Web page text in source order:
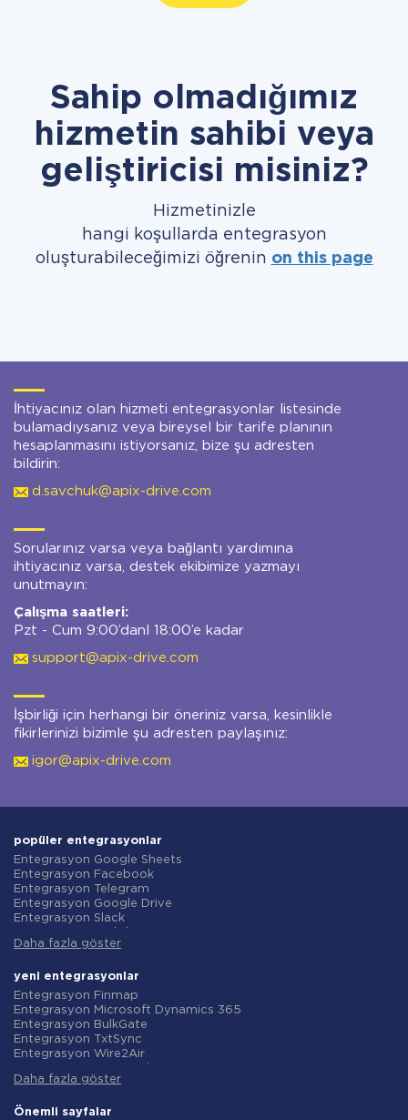
Sahip olmadığımız
hizmetin sahibi veya
geliştiricisi misiniz?
Hizmetinizle
hangi koşullarda entegrasyon
oluşturabileceğimizi öğrenin on this page
İhtiyacınız olan hizmeti entegrasyonlar listesinde
bulamadıysanız veya bireysel bir tarife planının
hesaplanmasını istiyorsanız, bize şu adresten
bildirin:
d.savchuk@apix-drive.com
Sorularınız varsa veya bağlantı yardımına
ihtiyacınız varsa, destek ekibimize yazmayı
unutmayın:
Çalışma saatleri:
Pzt - Cum 9:00’danl 18:00’e kadar
support@apix-drive.com
İşbirliği için herhangi bir öneriniz varsa, kesinlikle
fikirlerinizi bizimle şu adresten paylaşınız:
igor@apix-drive.com
popüler entegrasyonlar
Entegrasyon Google Sheets
Entegrasyon Facebook
Entegrasyon Telegram
Entegrasyon Google Drive
Entegrasyon Slack
Entegrasyon Gmail
Entegrasyon ClickUp
Entegrasyon Airtable
Entegrasyon Google Contacts
Entegrasyon OpenAI (ChatGPT)
Entegrasyon Instagram
Entegrasyon ActiveCampaign
Entegrasyon Typeform
Entegrasyon Salesforce CRM
Entegrasyon Notion
Daha fazla göster
yeni entegrasyonlar
Entegrasyon Finmap
Entegrasyon Microsoft Dynamics 365
Entegrasyon BulkGate
Entegrasyon TxtSync
Entegrasyon Wire2Air
Entegrasyon Infobip
Entegrasyon AtomPark
Daha fazla göster
Önemli sayfalar